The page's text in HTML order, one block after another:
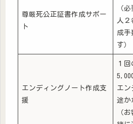
尊厳死公正証書作成サポー
ト
（
人
成手
す）
エンディングノート作成支
援
１
エン
途か
（